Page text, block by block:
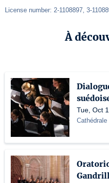
License number: 2-1108897, 3-
À
Tue, Oct